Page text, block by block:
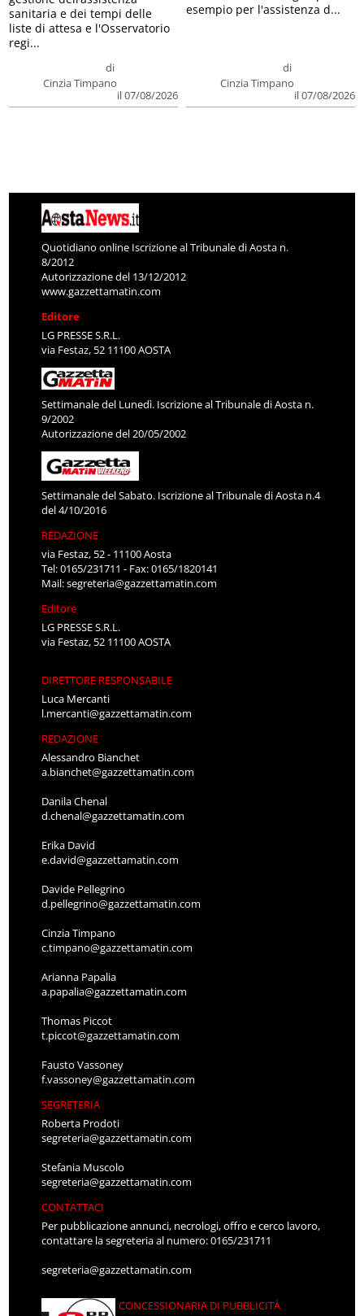
di
Cinzia Timpano
il 07/08/2026
sanitaria e dei tempi delle
liste di attesa e l'Osservatorio
regi...
di
Cinzia Timpano
il 07/08/2026
esempio per l'assistenza d...
Quotidiano online Iscrizione al Tribunale di Aosta n.
8/2012
Autorizzazione del 13/12/2012
www.gazzettamatin.com
Editore
LG PRESSE S.R.L.
via Festaz, 52 11100 AOSTA
Settimanale del Lunedì. Iscrizione al Tribunale di Aosta n.
9/2002
Autorizzazione del 20/05/2002
Settimanale del Sabato. Iscrizione al Tribunale di Aosta n.4
del 4/10/2016
REDAZIONE
via Festaz, 52 - 11100 Aosta
Tel: 0165/231711 - Fax: 0165/1820141
Mail:segreteria@gazzettamatin.com
Editore
LG PRESSE S.R.L.
via Festaz, 52 11100 AOSTA
DIRETTORE RESPONSABILE
Luca Mercanti
l.mercanti@gazzettamatin.com
REDAZIONE
Alessandro Bianchet
a.bianchet@gazzettamatin.com
Danila Chenal
d.chenal@gazzettamatin.com
Erika David
e.david@gazzettamatin.com
Davide Pellegrino
d.pellegrino@gazzettamatin.com
Cinzia Timpano
c.timpano@gazzettamatin.com
Arianna Papalia
a.papalia@gazzettamatin.com
Thomas Piccot
t.piccot@gazzettamatin.com
Fausto Vassoney
f.vassoney@gazzettamatin.com
SEGRETERIA
Roberta Prodoti
segreteria@gazzettamatin.com
Stefania Muscolo
segreteria@gazzettamatin.com
CONTATTACI
Per pubblicazione annunci, necrologi, offro e cerco lavoro,
contattare la segreteria al numero: 0165/231711
segreteria@gazzettamatin.com
CONCESSIONARIA DI PUBBLICITÀ